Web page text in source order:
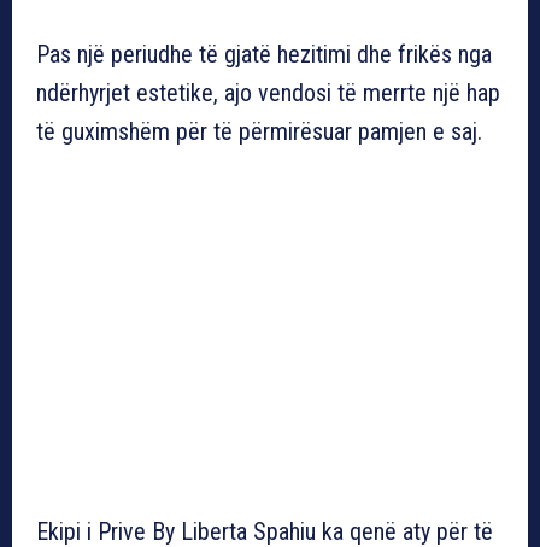
Pas një periudhe të gjatë hezitimi dhe frikës nga
ndërhyrjet estetike, ajo vendosi të merrte një hap
të guximshëm për të përmirësuar pamjen e saj.
Ekipi i Prive By Liberta Spahiu ka qenë aty për të